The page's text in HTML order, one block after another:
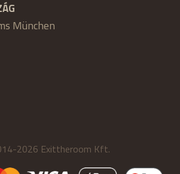
München
2026 Exittheroom Kft.